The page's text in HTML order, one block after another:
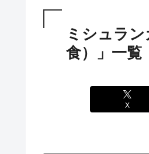
ミシュラ
食）」一覧
X